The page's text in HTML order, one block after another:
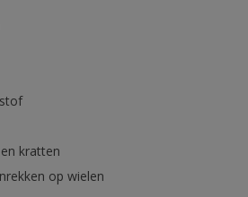
kratten
op wielen